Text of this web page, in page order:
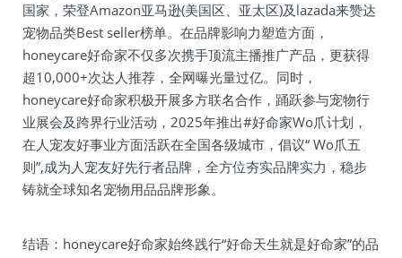
国家，荣登Amazon亚马逊(美国区、亚太区)及lazada来赞达
宠物品类Best seller榜单。在品牌影响力塑造方面，
honeycare好命家不仅多次携手顶流主播推广产品，更获得
超10,000+次达人推荐，全网曝光量过亿。同时，
honeycare好命家积极开展多方联名合作，踊跃参与宠物行
业展会及跨界行业活动，2025年推出#好命家Wo爪计划，
在人宠友好事业方面活跃在全国各级城市，倡议“ Wo爪五
则”,成为人宠友好先行者品牌，全方位夯实品牌实力，稳步
铸就全球知名宠物用品品牌形象。
结语：honeycare好命家始终践行“好命天生就是好命家”的品